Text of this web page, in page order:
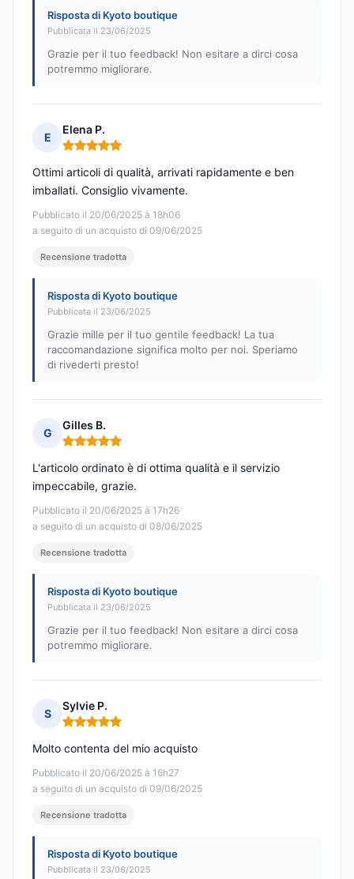
Risposta di Kyoto boutique
Pubblicata il 23/06/2025
Grazie per il tuo feedback! Non esitare a dirci cosa
potremmo migliorare.
E
Elena P.
Nota: 5 su 5
Pubblicato il 20/06/2025 à 18h06
a seguito di un acquisto di 09/06/2025
Ottimi articoli di qualità, arrivati rapidamente e ben
imballati. Consiglio vivamente.
Recensione tradotta
Risposta di Kyoto boutique
Pubblicata il 23/06/2025
Grazie mille per il tuo gentile feedback! La tua
raccomandazione significa molto per noi. Speriamo
di rivederti presto!
G
Gilles B.
Nota: 5 su 5
Pubblicato il 20/06/2025 à 17h26
a seguito di un acquisto di 08/06/2025
L'articolo ordinato è di ottima qualità e il servizio
impeccabile, grazie.
Recensione tradotta
Risposta di Kyoto boutique
Pubblicata il 23/06/2025
Grazie per il tuo feedback! Non esitare a dirci cosa
potremmo migliorare.
S
Sylvie P.
Nota: 5 su 5
Pubblicato il 20/06/2025 à 16h27
a seguito di un acquisto di 09/06/2025
Molto contenta del mio acquisto
Recensione tradotta
Risposta di Kyoto boutique
Pubblicata il 23/06/2025